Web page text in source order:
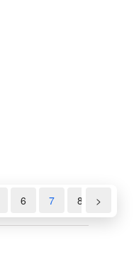
6 7 8 >